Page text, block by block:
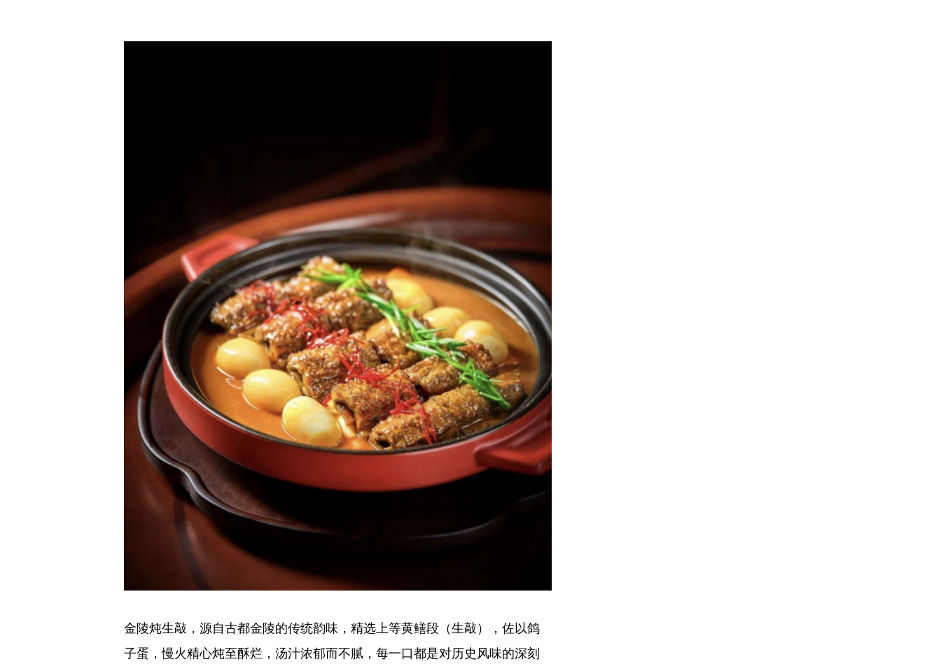
金陵炖生敲，源自古都金陵的传统韵味，精选上等黄鳝段（生敲），佐以鸽
子蛋，慢火精心炖至酥烂，汤汁浓郁而不腻，每一口都是对历史风味的深刻